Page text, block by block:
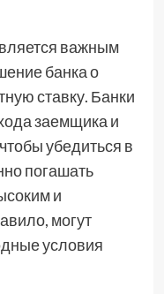
важным
банка о
ставку. Банки
заемщика и
убедиться в
погашать
и
могут
условия